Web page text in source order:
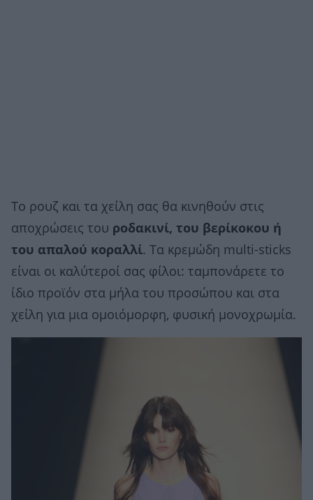
Το ρουζ και τα χείλη σας θα κινηθούν στις
αποχρώσεις του ροδακινί, του βερίκοκου ή
του απαλού κοραλλί. Τα κρεμώδη multi-sticks
είναι οι καλύτεροί σας φίλοι: ταμπονάρετε το
ίδιο προϊόν στα μήλα του προσώπου και στα
χείλη για μια ομοιόμορφη, φυσική μονοχρωμία.